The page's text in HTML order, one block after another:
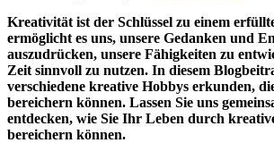
Kreativität ist der Schlüssel zu einem
ermöglicht es uns, unsere Gedanken und
auszudrücken, unsere Fähigkeiten zu
Zeit sinnvoll zu nutzen. In diesem
verschiedene kreative Hobbys erkunden,
bereichern können. Lassen Sie uns
entdecken, wie Sie Ihr Leben durch
bereichern können.